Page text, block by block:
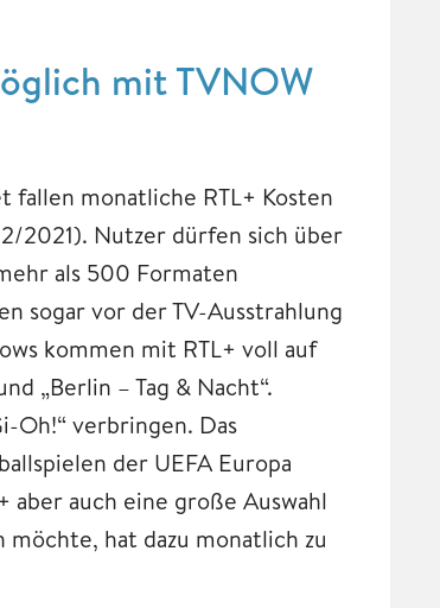
mit TVNOW
fallen monatliche RTL+ Kosten
2021). Nutzer dürfen sich über
als 500 Formaten
sogar vor der TV-Ausstrahlung
kommen mit RTL+ voll auf
„Berlin – Tag & Nacht“.
Oh!“ verbringen. Das
der UEFA Europa
aber auch eine große Auswahl
hat dazu monatlich zu